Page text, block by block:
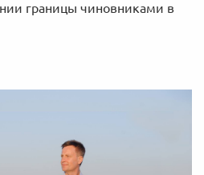
границы чиновниками в